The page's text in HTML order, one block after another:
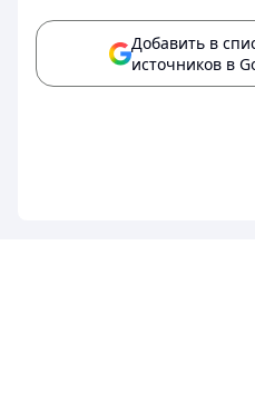
Добавить в
источников в